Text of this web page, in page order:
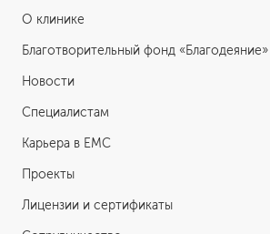
О клинике
Благотворительный фонд «Благодеяние»
Новости
Специалистам
Карьера в ЕМС
Проекты
Лицензии и сертификаты